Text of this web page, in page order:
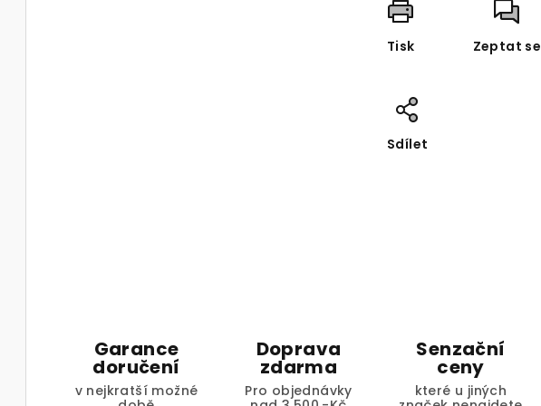
Tisk Zeptat se
Sdílet
Garance
doručení
v nejkratší možné
Doprava
zdarma
Pro objednávky
Senzační
ceny
které u jiných